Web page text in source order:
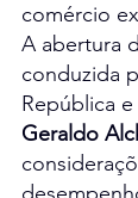
comércio
A abertura
conduzida
República
Geraldo